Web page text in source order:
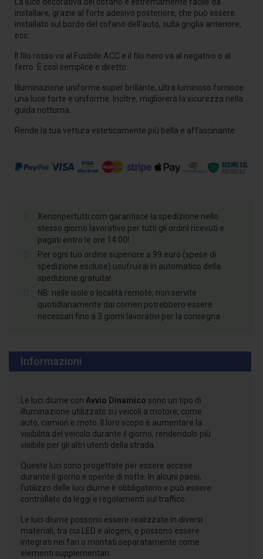
installare, grazie al forte adesivo posteriore, che può essere
installato sul bordo del cofano dell'auto, sulla griglia anteriore,
ecc.
Il filo rosso va al Fusibile ACC e il filo nero va al negativo o al
ferro. È così semplice e diretto.
Illuminazione uniforme super brillante, ultra luminoso fornisce
una luce forte e uniforme. Inoltre, migliorerà la sicurezza nella
guida notturna.
Rende la tua vettura esteticamente più bella e affascinante.
Xenonpertutti.com garantisce la spedizione nello
stesso giorno lavorativo per tutti gli ordini ricevuti e
pagati entro le ore 14:00!
Per ogni tuo ordine superiore a 99 euro (spese di
spedizione escluse) usufruirai in automatico della
spedizione gratuita!
NB: nelle isole o località remote, non servite
quotidianamente dai corrieri potrebbero essere
necessari fino a 3 giorni lavorativi per la consegna.
Informazioni
Le luci diurne con Avvio Dinamico sono un tipo di
illuminazione utilizzato su veicoli a motore, come
auto, camion e moto. Il loro scopo è aumentare la
visibilità del veicolo durante il giorno, rendendolo più
visibile per gli altri utenti della strada.
Queste luci sono progettate per essere accese
durante il giorno e spente di notte. In alcuni paesi,
l'utilizzo delle luci diurne è obbligatorio e può essere
controllato da leggi e regolamenti sul traffico.
Le luci diurne possono essere realizzate in diversi
materiali, tra cui LED e alogeni, e possono essere
integrati nei fari o montati separatamente come
elementi supplementari.